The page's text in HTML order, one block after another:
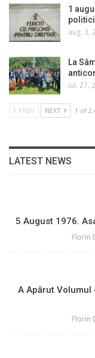
1
aug. 3,
La
iul. 27,
PREV NEXT 1 of
LATEST NEWS
5 August 1976.
Florin
A Apărut Volumul
Florin